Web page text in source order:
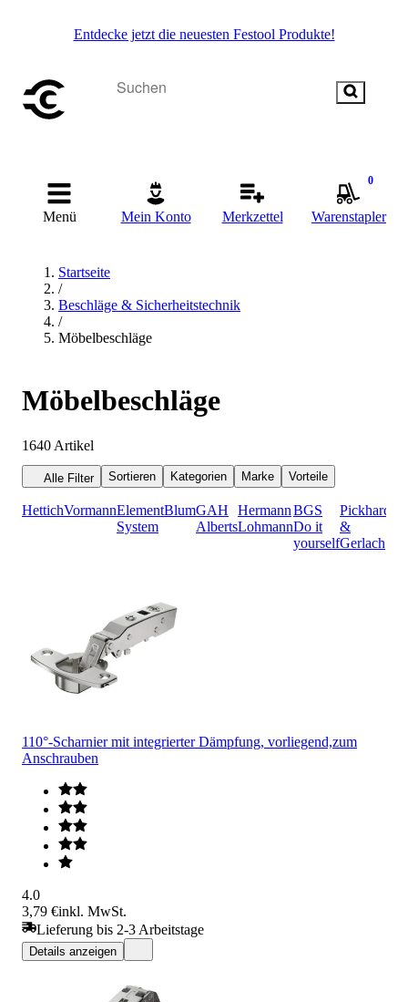
Entdecke jetzt die neuesten Festool Produkte!
Menü Mein Konto Merkzettel
0
Warenstapler
Startseite
/
Beschläge & Sicherheitstechnik
/
Möbelbeschläge
Möbelbeschläge
1640 Artikel
Alle Filter Sortieren Kategorien Marke Vorteile
HettichVormannElement
System
BlumGAH
Alberts
Hermann
Lohmann
BGS
Do it
yourself
Pickhardt
&
Gerlach
110°-Scharnier mit integrierter Dämpfung, vorliegend,zum
Anschrauben
4.0
3,79 €inkl. MwSt.
Lieferung bis 2-3 Arbeitstage
Details anzeigen